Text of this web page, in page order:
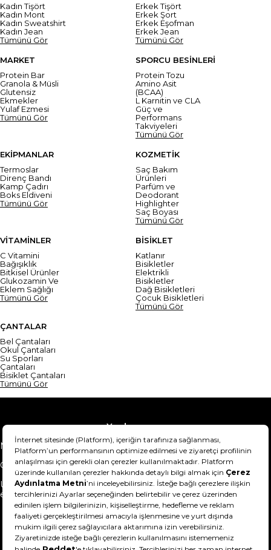
Kadın Tişört
Kadın Mont
Kadın Sweatshirt
Kadın Jean
Tümünü Gör
Erkek Tişört
Erkek Şort
Erkek Eşofman
Erkek Jean
Tümünü Gör
MARKET
Protein Bar
Granola & Müsli
Glutensiz
Ekmekler
Yulaf Ezmesi
Tümünü Gör
SPORCU BESİNLERİ
Protein Tozu
Amino Asit
(BCAA)
L Karnitin ve CLA
Güç ve
Performans
Takviyeleri
Tümünü Gör
EKİPMANLAR
Termoslar
Direnç Bandı
Kamp Çadırı
Boks Eldiveni
Tümünü Gör
KOZMETİK
Saç Bakım
Ürünleri
Parfüm ve
Deodorant
Highlighter
Saç Boyası
Tümünü Gör
VİTAMİNLER
C Vitamini
Bağışıklık
Bitkisel Ürünler
Glukozamin Ve
Eklem Sağlığı
Tümünü Gör
BİSİKLET
Katlanır
Bisikletler
Elektrikli
Bisikletler
Dağ Bisikletleri
Çocuk Bisikletleri
Tümünü Gör
ÇANTALAR
Bel Çantaları
Okul Çantaları
Su Sporları
Çantaları
Bisiklet Çantaları
Tümünü Gör
Yardım
Mesafeli Satış Sözleşmesi
Teslimat Bilgisi
Gizlilik Sözleşmesi
Şartlar & Koşullar
Ürünümü nasıl iade
edebilirim?
Hakkımızda